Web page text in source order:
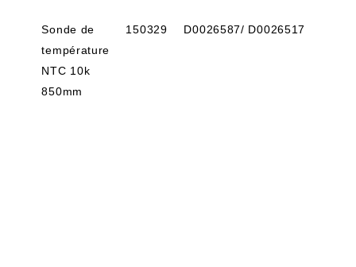
Sonde de
température
NTC 10k
850mm
150329 D0026587/ D0026517